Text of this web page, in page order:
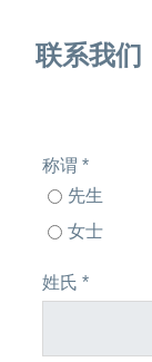
联系我们